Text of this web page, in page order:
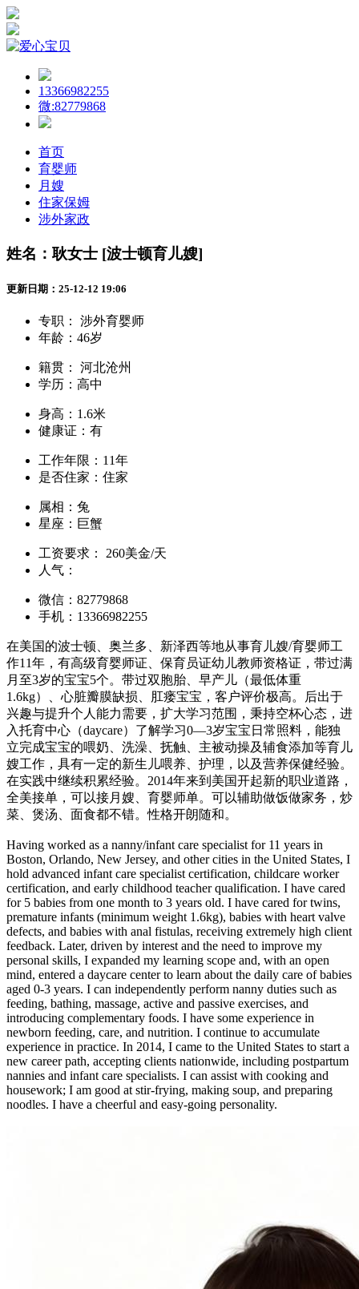
13366982255
微:82779868
首页
育婴师
月嫂
住家保姆
涉外家政
姓名：耿女士 [波士顿育儿嫂]
更新日期：25-12-12 19:06
专职：
涉外育婴师
年龄： 46岁
籍贯：
河北沧州
学历： 高中
身高： 1.6米
健康证： 有
工作年限： 11年
是否住家： 住家
属相： 兔
星座： 巨蟹
工资要求：
260美金/天
人气：
微信： 82779868
手机： 13366982255
在美国的波士顿、奥兰多、新泽西等地从事育儿嫂/育婴师工
作11年，有高级育婴师证、保育员证幼儿教师资格证，带过满
月至3岁的宝宝5个。带过双胞胎、早产儿（最低体重
1.6kg）、心脏瓣膜缺损、肛瘘宝宝，客户评价极高。后出于
兴趣与提升个人能力需要，扩大学习范围，秉持空杯心态，进
入托育中心（daycare）了解学习0—3岁宝宝日常照料，能独
立完成宝宝的喂奶、洗澡、抚触、主被动操及辅食添加等育儿
嫂工作，具有一定的新生儿喂养、护理，以及营养保健经验。
在实践中继续积累经验。2014年来到美国开起新的职业道路，
全美接单，可以接月嫂、育婴师单。可以辅助做饭做家务，炒
菜、煲汤、面食都不错。性格开朗随和。
Having worked as a nanny/infant care specialist for 11 years in
Boston, Orlando, New Jersey, and other cities in the United States, I
hold advanced infant care specialist certification, childcare worker
certification, and early childhood teacher qualification. I have cared
for 5 babies from one month to 3 years old. I have cared for twins,
premature infants (minimum weight 1.6kg), babies with heart valve
defects, and babies with anal fistulas, receiving extremely high client
feedback. Later, driven by interest and the need to improve my
personal skills, I expanded my learning scope and, with an open
mind, entered a daycare center to learn about the daily care of babies
aged 0-3 years. I can independently perform nanny duties such as
feeding, bathing, massage, active and passive exercises, and
introducing complementary foods. I have some experience in
newborn feeding, care, and nutrition. I continue to accumulate
experience in practice. In 2014, I came to the United States to start a
new career path, accepting clients nationwide, including postpartum
nannies and infant care specialists. I can assist with cooking and
housework; I am good at stir-frying, making soup, and preparing
noodles. I have a cheerful and easy-going personality.